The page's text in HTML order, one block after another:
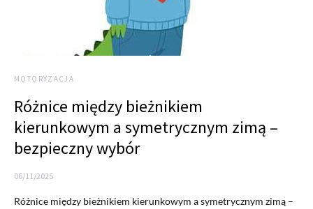
MOTORYZACJA
Różnice między bieżnikiem
kierunkowym a symetrycznym zimą –
bezpieczny wybór
06/11/2025
Różnice między bieżnikiem kierunkowym a symetrycznym zimą –